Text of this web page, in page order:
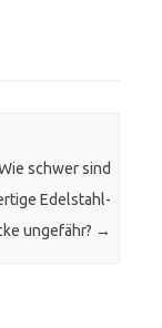
schwer sind
Edelstahl-
ungefähr? →